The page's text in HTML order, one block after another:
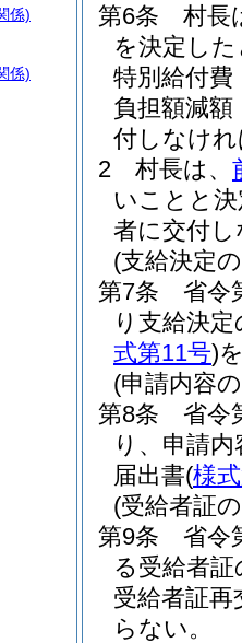
第6条
村長
を決定し
特別給付費
負担額減額
付しなけ
2
村長は、
いことと
者に交付
(支給決定
第7条
省令
り支給決
式第11号)
(申請内容
第8条
省令
り、申請
届出書(様
(受給者証
第9条
省令
る受給者
受給者証再
らない。
係)
係)